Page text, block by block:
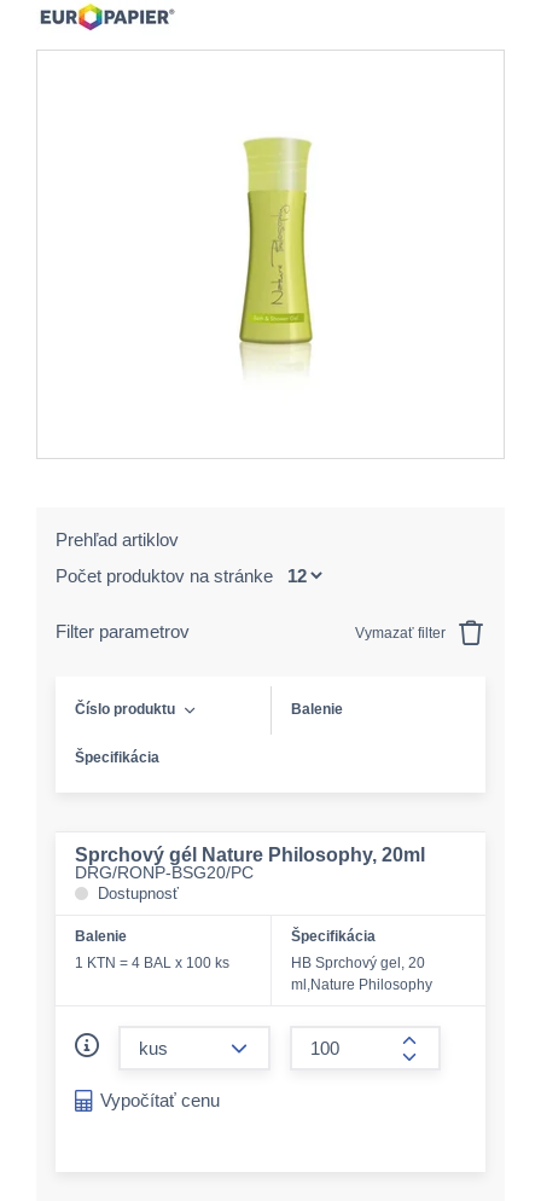
Prehľad artiklov
Počet produktov na stránke
Filter parametrov Vymazať filter
Číslo produktu Balenie
Špecifikácia
Sprchový gél Nature Philosophy, 20ml
DRG/RONP-BSG20/PC
Dostupnosť
Balenie
1 KTN = 4 BAL x 100 ks
Špecifikácia
HB Sprchový gel, 20
ml,Nature Philosophy
form.increase-
Vypočítať cenu